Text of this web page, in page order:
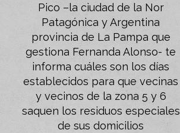
Pico –la ciudad de la Nor
Patagónica y Argentina
provincia de La Pampa que
gestiona Fernanda Alonso- te
informa cuáles son los días
establecidos para que vecinas
y vecinos de la zona 5 y 6
saquen los residuos especiales
de sus domicilios